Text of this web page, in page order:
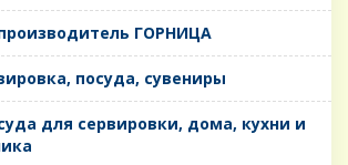
ГОРНИЦА
посуда, сувениры
для сервировки, дома, кухни и